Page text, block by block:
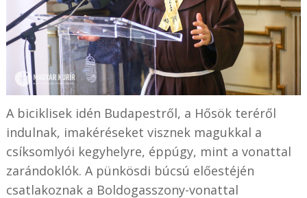
A biciklisek idén Budapestről, a Hősök teréről
indulnak, imakéréseket visznek magukkal a
csíksomlyói kegyhelyre, éppúgy, mint a vonattal
zarándoklók. A pünkösdi búcsú előestéjén
csatlakoznak a Boldogasszony-vonattal